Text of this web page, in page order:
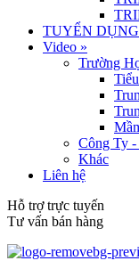
TUYỂN DỤNG
Video »
Trường
Công Ty
Khác
Liên hệ
Hỗ trợ trực tuyến
Tư vấn bán hàng